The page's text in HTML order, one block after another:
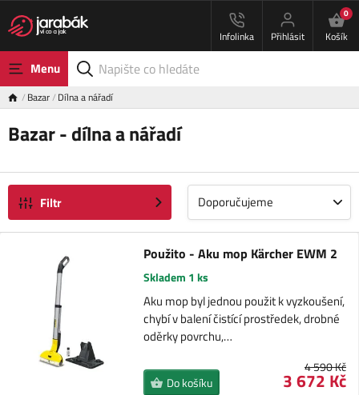
Infolinka Přihlásit
0
Košík
Menu
Bazar Dílna a nářadí
Bazar - dílna a nářadí
Filtr Doporučujeme
Použito - Aku mop Kärcher EWM 2
Skladem 1 ks
Aku mop byl jednou použit k vyzkoušení,
chybí v balení čistící prostředek, drobné
oděrky povrchu,…
4 590 Kč
3 672 Kč
Do košíku